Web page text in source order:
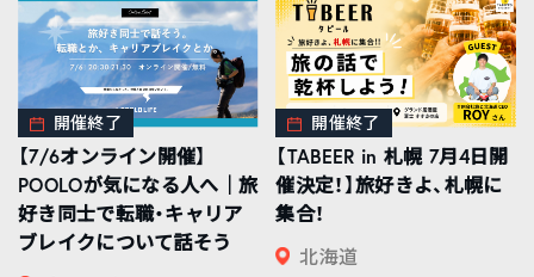
開催終了
【7/6オンライン開催】
POOLOが気になる人へ｜旅
好き同士で転職・キャリア
ブレイクについて話そう
開催終了
【TABEER in 札幌 7月4日開
催決定！】旅好きよ、札幌に
集合！
北海道